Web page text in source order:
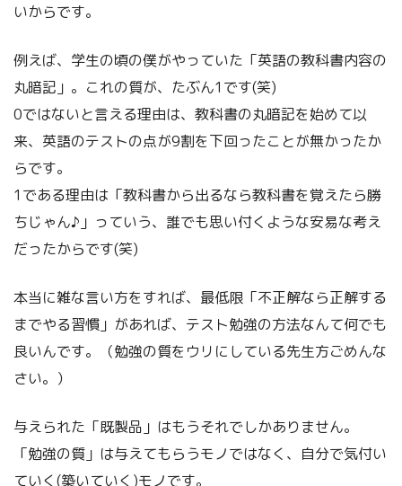
いからです。
例えば、学生の頃の僕がやっていた「英語の教科書内容の
丸暗記」。これの質が、たぶん1です(笑)
0ではないと言える理由は、教科書の丸暗記を始めて以
来、英語のテストの点が9割を下回ったことが無かったか
らです。
1である理由は「教科書から出るなら教科書を覚えたら勝
ちじゃん♪」っていう、誰でも思い付くような安易な考え
だったからです(笑)
本当に雑な言い方をすれば、最低限「不正解なら正解する
までやる習慣」があれば、テスト勉強の方法なんて何でも
良いんです。（勉強の質をウリにしている先生方ごめんな
さい。）
与えられた「既製品」はもうそれでしかありません。
「勉強の質」は与えてもらうモノではなく、自分で気付い
ていく(築いていく)モノです。